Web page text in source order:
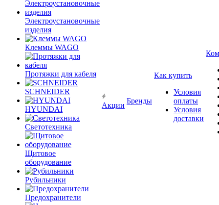
Электроустановочные
изделия
Клеммы WAGO
Протяжки для кабеля
SCHNEIDER
HYUNDAI
Светотехника
Щитовое
оборудование
Рубильники
Предохранители
Акции
Бренды
Как купить
Условия
оплаты
Условия
доставки